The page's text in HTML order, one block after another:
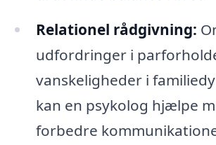
Relationel rådgivning:
udfordringer i
vanskeligheder i
kan en psykolog hjælpe
forbedre